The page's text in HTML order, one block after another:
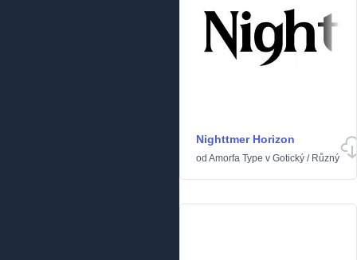
Nighttmer Horizon
od Amorfa Type v Gotický / Různý